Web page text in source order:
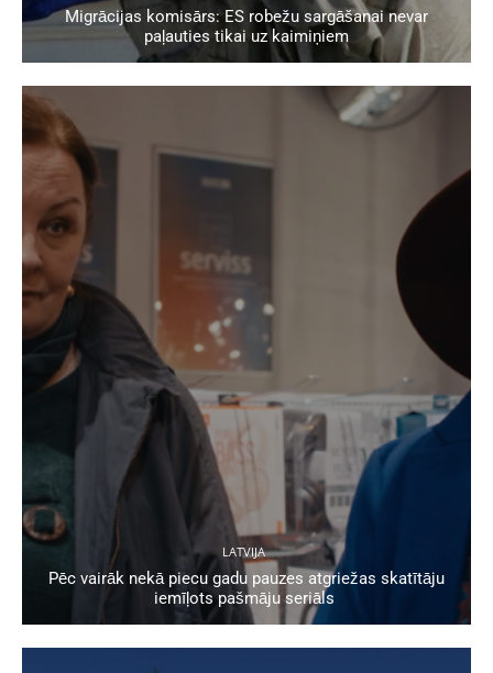
Migrācijas komisārs: ES robežu sargāšanai nevar
paļauties tikai uz kaimiņiem
LATVIJA
Pēc vairāk nekā piecu gadu pauzes atgriežas skatītāju
iemīļots pašmāju seriāls